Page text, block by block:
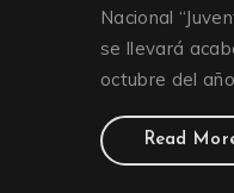
Nacional
se llevará
octubre del
Read